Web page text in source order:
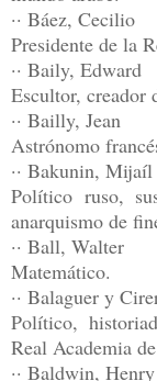
·· Báez, Cecilio
Presidente de la
·· Baily, Edward
Escultor, creador
·· Bailly, Jean
Astrónomo
·· Bakunin,
Político ruso,
anarquismo de
·· Ball, Walter
Matemático.
·· Balaguer y
Político,
Real Academia
·· Baldwin, Henry